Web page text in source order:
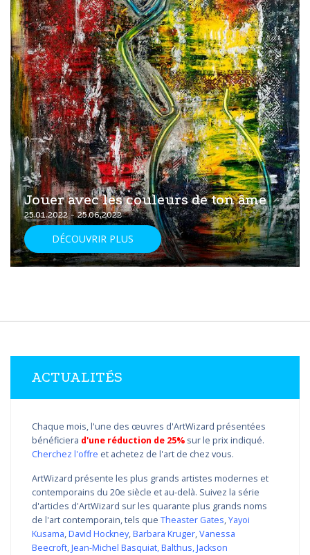
Jouer avec les couleurs de ton âme
25.01.2022 - 25.06.2022
DÉCOUVRIR PLUS
ACTUALITÉS
Chaque mois, l'une des œuvres d'ArtWizard présentées
bénéficiera d'une réduction de 25% sur le prix indiqué.
Cherchez l'offre et achetez de l'art de chez vous.
ArtWizard présente les plus grands artistes modernes et
contemporains du 20e siècle et au-delà. Suivez la série
d'articles d'ArtWizard sur les quarante plus grands noms
de l'art contemporain, tels que Theaster Gates,Yayoi
Kusama,David Hockney,Barbara Kruger,Vanessa
Beecroft,Jean-Michel Basquiat,Balthus,Jackson